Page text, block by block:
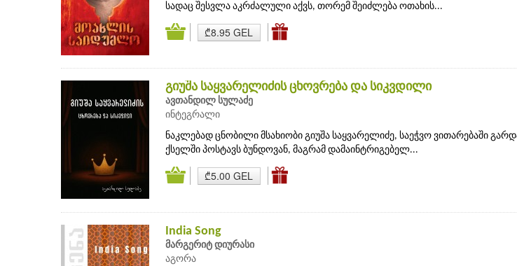
სადაც შესვლა აკრძალული აქვს, თორემ შეიძლება ოთახის...
₾8.95 GEL
გიუშა საყვარელიძის ცხოვრება და სიკვდილი
ავთანდილ სულაძე
ინტეგრალი
ნაკლებად ცნობილი მსახიობი გიუშა საყვარელიძე, საეჭვო ვითარებაში
ქსელში პოსტავს ბუნდოვან, მაგრამ დამაინტრიგებელ...
₾5.00 GEL
India Song
მარგერიტ დიურასი
აგორა